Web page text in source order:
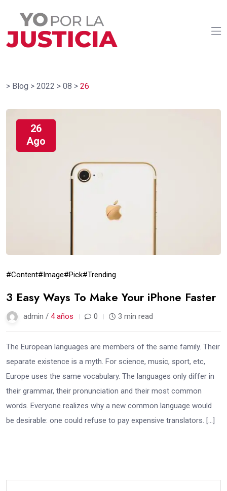
> Blog > 2022 > 08 > 26
26
Ago
#Content#Image#Pick#Trending
3 Easy Ways To Make Your iPhone Faster
admin / 4 años 0 3 min read
The European languages are members of the same family. Their
separate existence is a myth. For science, music, sport, etc,
Europe uses the same vocabulary. The languages only differ in
their grammar, their pronunciation and their most common
words. Everyone realizes why a new common language would
be desirable: one could refuse to pay expensive translators. […]